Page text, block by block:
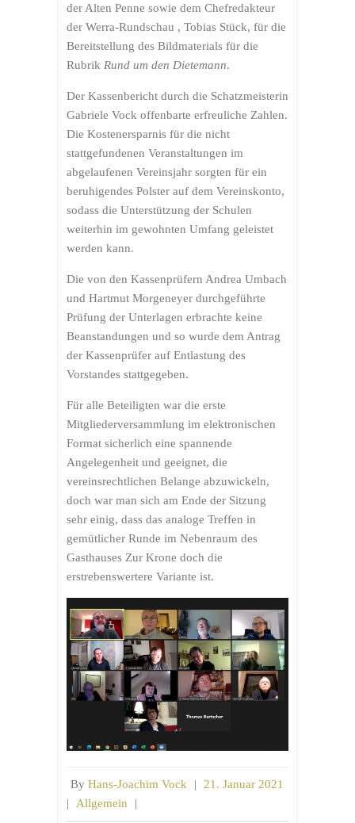
der Alten Penne sowie dem Chefredakteur
der Werra-Rundschau , Tobias Stück, für die
Bereitstellung des Bildmaterials für die
Rubrik Rund um den Dietemann.
Der Kassenbericht durch die Schatzmeisterin
Gabriele Vock offenbarte erfreuliche Zahlen.
Die Kostenersparnis für die nicht
stattgefundenen Veranstaltungen im
abgelaufenen Vereinsjahr sorgten für ein
beruhigendes Polster auf dem Vereinskonto,
sodass die Unterstützung der Schulen
weiterhin im gewohnten Umfang geleistet
werden kann.
Die von den Kassenprüfern Andrea Umbach
und Hartmut Morgeneyer durchgeführte
Prüfung der Unterlagen erbrachte keine
Beanstandungen und so wurde dem Antrag
der Kassenprüfer auf Entlastung des
Vorstandes stattgegeben.
Für alle Beteiligten war die erste
Mitgliederversammlung im elektronischen
Format sicherlich eine spannende
Angelegenheit und geeignet, die
vereinsrechtlichen Belange abzuwickeln,
doch war man sich am Ende der Sitzung
sehr einig, dass das analoge Treffen in
gemütlicher Runde im Nebenraum des
Gasthauses Zur Krone doch die
erstrebenswertere Variante ist.
By Hans-Joachim Vock |
21. Januar 2021
|
Allgemein |